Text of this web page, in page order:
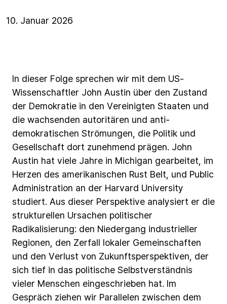
10. Januar 2026
In dieser Folge sprechen wir mit dem US-
Wissenschaftler John Austin über den Zustand
der Demokratie in den Vereinigten Staaten und
die wachsenden autoritären und anti-
demokratischen Strömungen, die Politik und
Gesellschaft dort zunehmend prägen. John
Austin hat viele Jahre in Michigan gearbeitet, im
Herzen des amerikanischen Rust Belt, und Public
Administration an der Harvard University
studiert. Aus dieser Perspektive analysiert er die
strukturellen Ursachen politischer
Radikalisierung: den Niedergang industrieller
Regionen, den Zerfall lokaler Gemeinschaften
und den Verlust von Zukunftsperspektiven, der
sich tief in das politische Selbstverständnis
vieler Menschen eingeschrieben hat. Im
Gespräch ziehen wir Parallelen zwischen dem